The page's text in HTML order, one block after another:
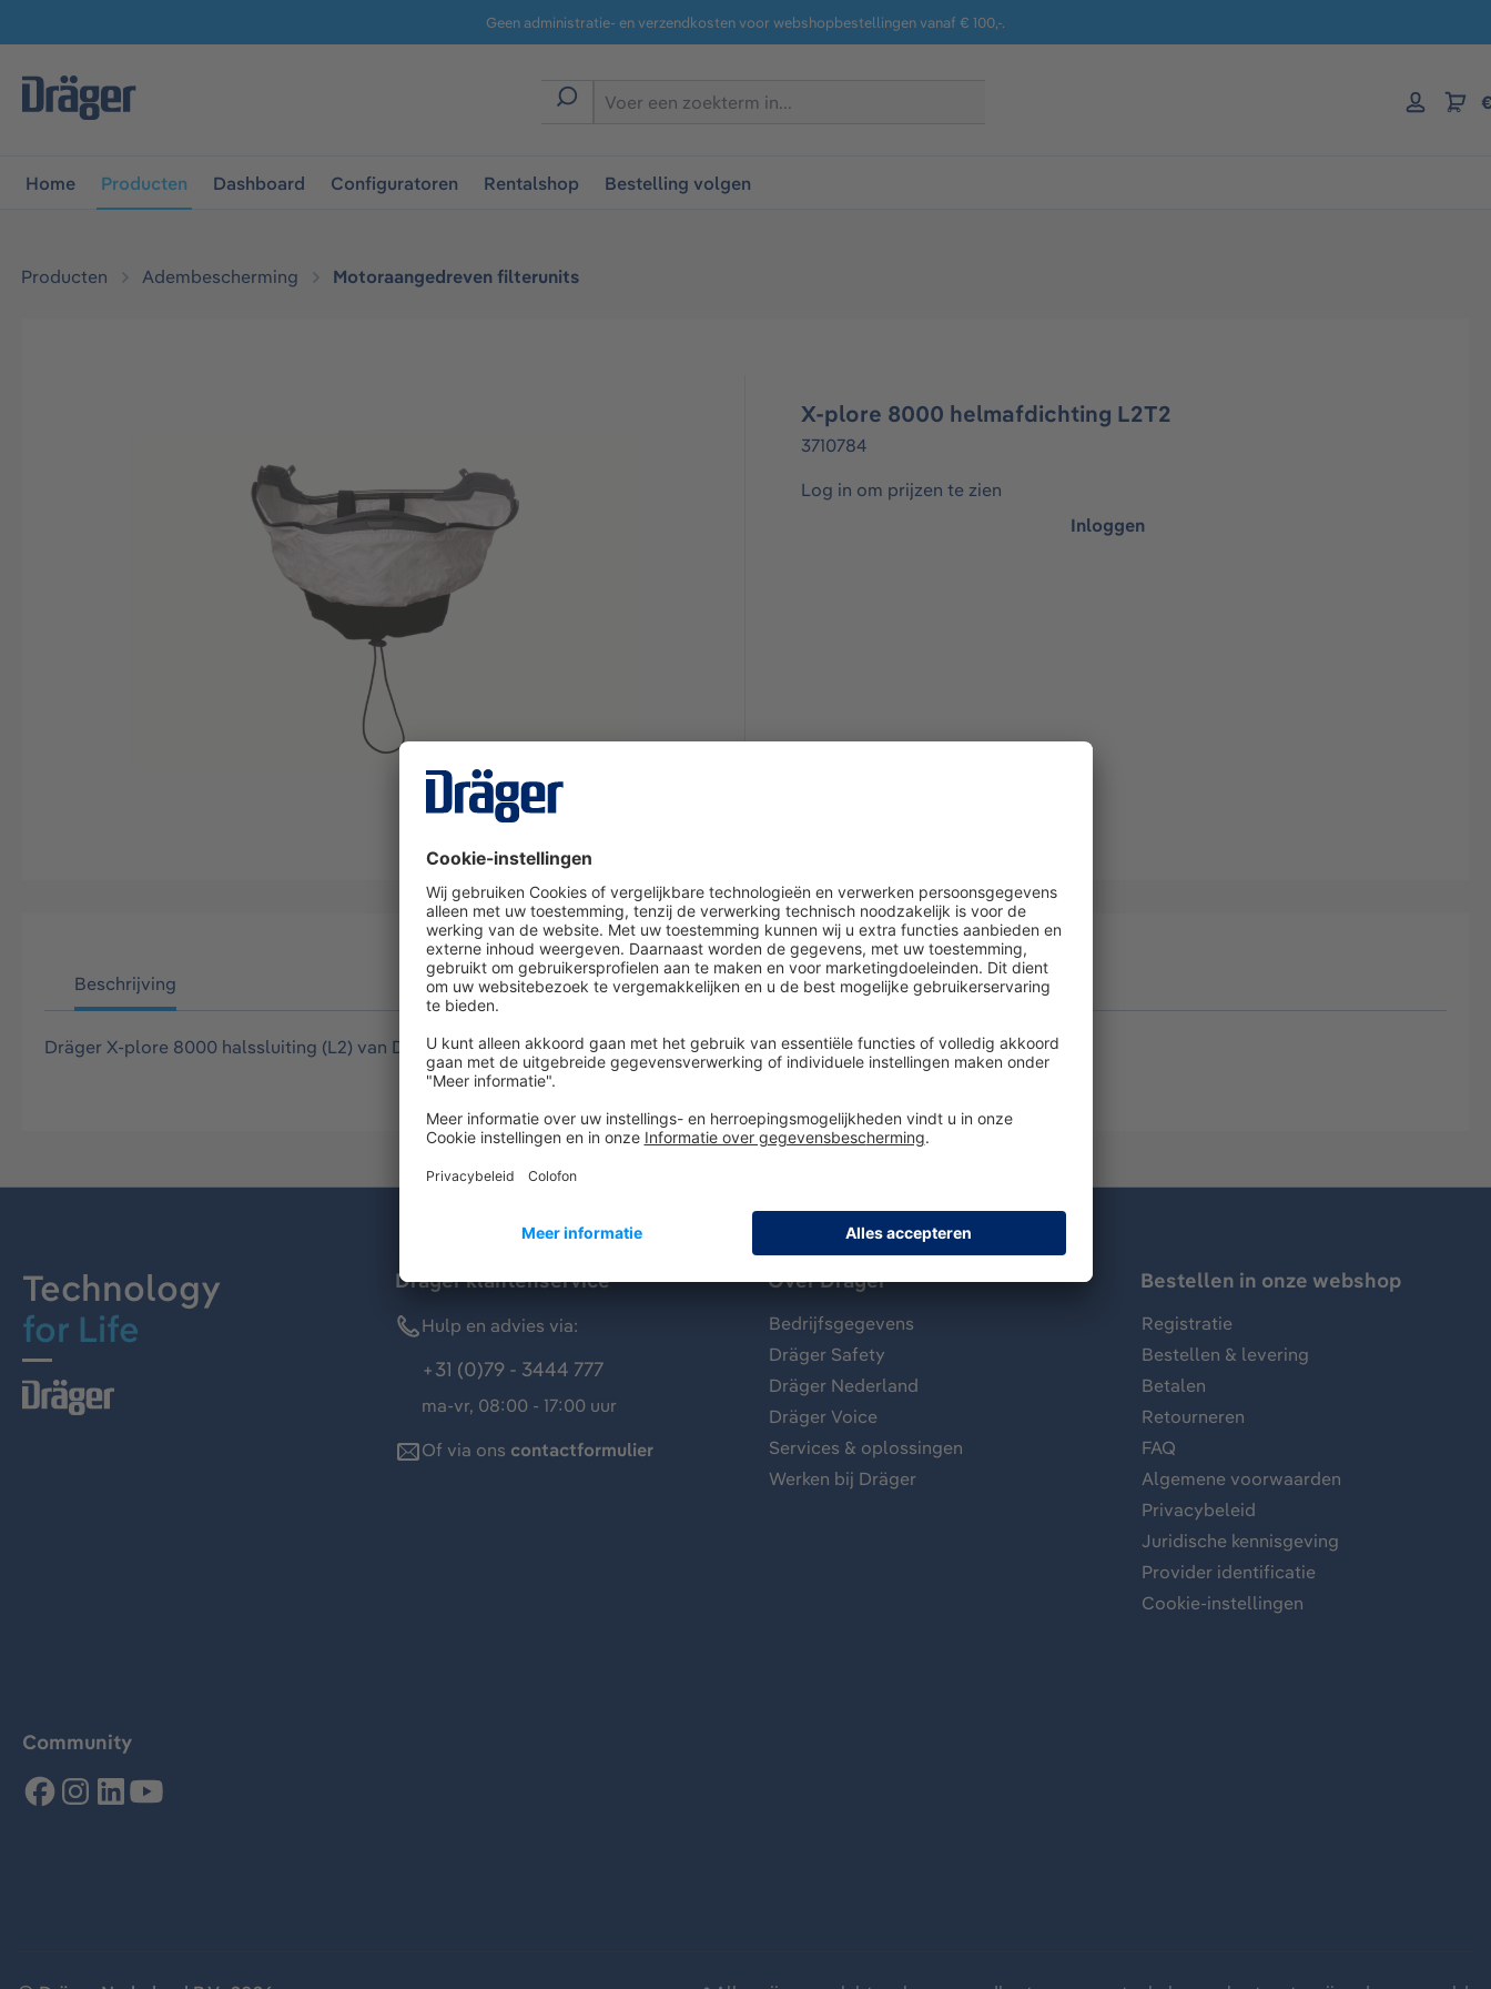
Ga naar navigatie B2B-platformGeen administratie- en verzendkosten voor webshopbestellingen vanaf € 100,-.
Home Producten Dashboard Configuratoren Rentalshop Bestelling volgen
Producten Adembescherming Motoraangedreven filterunits​
X-plore 8000 helmafdichting L2T2
3710784
Log in om prijzen te zien
Inloggen
Beschrijving
Dräger X-plore 8000 halssluiting (L2) van Dupont™ Tychem® 2000 (T2) voor helm met vizier
Technology
for Life
Dräger klantenservice
Hulp en advies via:
+31 (0)79 - 3444 777
ma-vr, 08:00 - 17:00 uur
Of via ons contactformulier
Over Dräger
Bedrijfsgegevens
Dräger Safety
Dräger Nederland
Dräger Voice
Services & oplossingen
Werken bij Dräger
Bestellen in onze webshop
Registratie
Bestellen & levering
Betalen
Retourneren
FAQ
Algemene voorwaarden
Privacybeleid
Juridische kennisgeving
Provider identificatie
Cookie-instellingen
Community